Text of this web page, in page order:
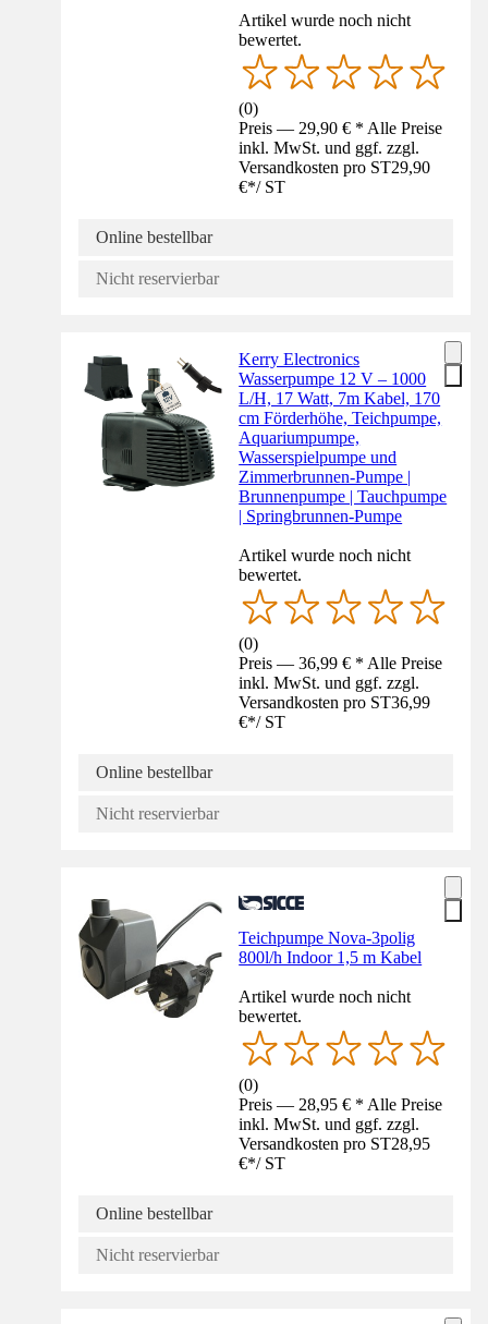
Artikel wurde noch nicht
bewertet.
(0)
Preis — 29,90 € * Alle Preise
inkl. MwSt. und ggf. zzgl.
Versandkosten pro ST29,90
€*/ ST
Online bestellbar
Nicht reservierbar
Kerry Electronics
Wasserpumpe 12 V – 1000
L/H, 17 Watt, 7m Kabel, 170
cm Förderhöhe, Teichpumpe,
Aquariumpumpe,
Wasserspielpumpe und
Zimmerbrunnen-Pumpe |
Brunnenpumpe | Tauchpumpe
| Springbrunnen-Pumpe
Artikel wurde noch nicht
bewertet.
(0)
Preis — 36,99 € * Alle Preise
inkl. MwSt. und ggf. zzgl.
Versandkosten pro ST36,99
€*/ ST
Online bestellbar
Nicht reservierbar
Teichpumpe Nova-3polig
800l/h Indoor 1,5 m Kabel
Artikel wurde noch nicht
bewertet.
(0)
Preis — 28,95 € * Alle Preise
inkl. MwSt. und ggf. zzgl.
Versandkosten pro ST28,95
€*/ ST
Online bestellbar
Nicht reservierbar